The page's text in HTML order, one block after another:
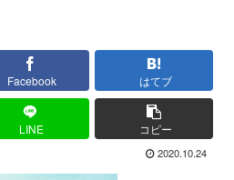
Facebook はてブ
LINE コピー
2020.10.24